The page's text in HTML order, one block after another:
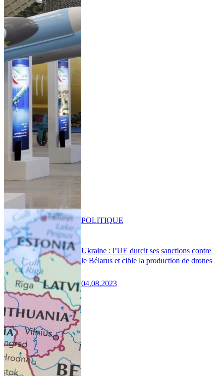
Ukraine : l’UE durcit ses sanctions contre
le Bélarus et cible la production de drones
04.08.2023
POLITIQUE